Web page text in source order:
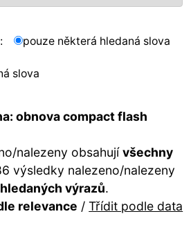
pouze některá hledaná slova
slova
obnova compact flash
nalezeny obsahujívšechny
výsledky nalezeno/nalezeny
výrazů.
relevance /Třídit podle data